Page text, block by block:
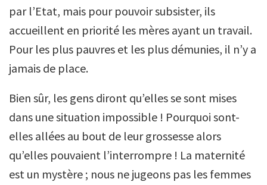
par l’Etat, mais pour pouvoir subsister, ils
accueillent en priorité les mères ayant un travail.
Pour les plus pauvres et les plus démunies, il n’y a
jamais de place.
Bien sûr, les gens diront qu’elles se sont mises
dans une situation impossible ! Pourquoi sont-
elles allées au bout de leur grossesse alors
qu’elles pouvaient l’interrompre ! La maternité
est un mystère ; nous ne jugeons pas les femmes